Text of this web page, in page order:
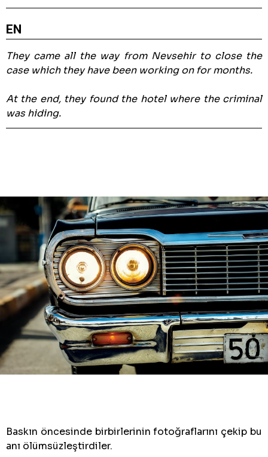
EN
They came all the way from Nevsehir to close the
case which they have been working on for months.
At the end, they found the hotel where the criminal
was hiding.
Baskın öncesinde birbirlerinin fotoğraflarını çekip bu
anı ölümsüzleştirdiler.